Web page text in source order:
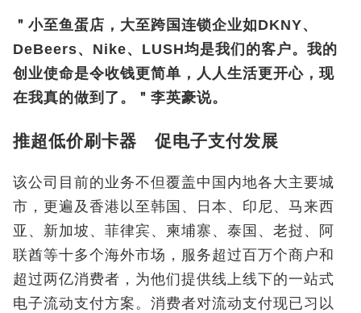
＂小至鱼蛋店，大至跨国连锁企业如DKNY、
DeBeers、Nike、LUSH均是我们的客户。我的
创业使命是令收钱更简单，人人生活更开心，现
在我真的做到了。＂李英豪说。
推超低价刷卡器 促电子支付发展
该公司目前的业务不但覆盖中国内地各大主要城
市，更遍及香港以至韩国、日本、印尼、马来西
亚、新加坡、菲律宾、柬埔寨、泰国、老挝、阿
联酋等十多个海外市场，服务超过百万个商户和
超过两亿消费者，为他们提供线上线下的一站式
电子流动支付方案。消费者对流动支付现已习以